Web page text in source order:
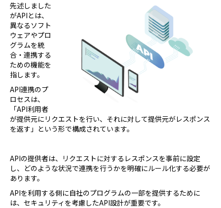
先述しました
がAPIとは、
異なるソフト
ウェアやプロ
グラムを統
合・連携する
ための機能を
指します。
API連携のプ
ロセスは、
「API利用者
が提供元にリクエストを行い、それに対して提供元がレスポンス
を返す」という形で構成されています。
APIの提供者は、リクエストに対するレスポンスを事前に設定
し、どのような状況で連携を行うかを明確にルール化する必要が
あります。
APIを利用する側に自社のプログラムの一部を提供するために
は、セキュリティを考慮したAPI設計が重要です。